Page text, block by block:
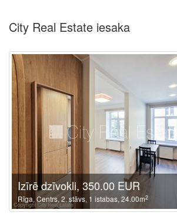
City Real Estate iesaka
Izīrē dzīvokli, 350.00 EUR
Rīga, Centrs, 2. stāvs, 1 istabas, 24.00m2